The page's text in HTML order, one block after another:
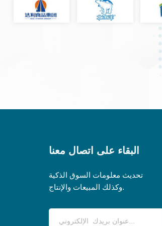
البقاء على اتصال معنا
تحديث معلومات السوق الذكية
وكذلك المبيعات والإنتاج.